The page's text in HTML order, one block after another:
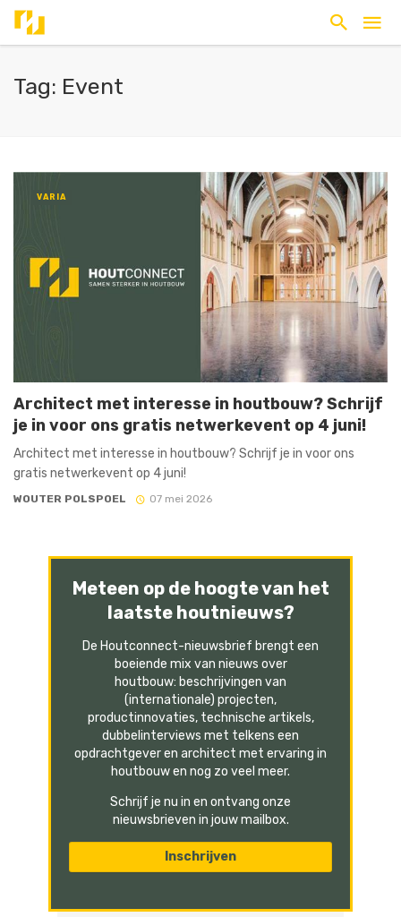
Tag: Event
VARIA
Architect met interesse in houtbouw? Schrijf
je in voor ons gratis netwerkevent op 4 juni!
Architect met interesse in houtbouw? Schrijf je in voor ons
gratis netwerkevent op 4 juni!
WOUTER POLSPOEL 07 mei 2026
Meteen op de hoogte van het
laatste houtnieuws?
De Houtconnect-nieuwsbrief brengt een
boeiende mix van nieuws over
houtbouw: beschrijvingen van
(internationale) projecten,
productinnovaties, technische artikels,
dubbelinterviews met telkens een
opdrachtgever en architect met ervaring in
houtbouw en nog zo veel meer.
Schrijf je nu in en ontvang onze
nieuwsbrieven in jouw mailbox.